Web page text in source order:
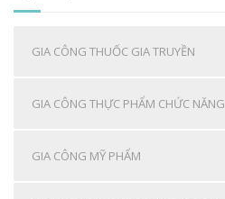
GIA CÔNG THUỐC GIA TRUYỀN
GIA CÔNG THỰC PHẨM CHỨC NĂNG
GIA CÔNG MỸ PHẨM